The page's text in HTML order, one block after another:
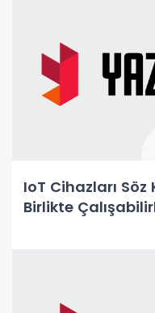
IoT Cihazları
Birlikte